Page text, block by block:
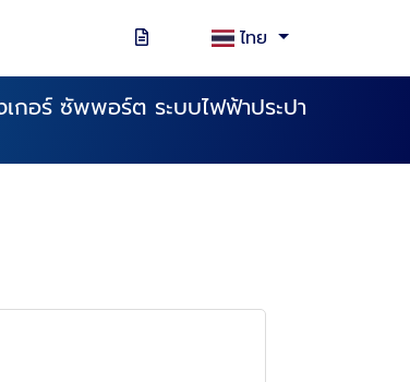
ไทย
กอร์ ซัพพอร์ต ระบบไฟฟ้าประปา